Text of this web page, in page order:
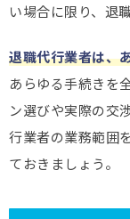
い場合に限り、退
退職代行業者は、
あらゆる手続きを
ン選びや実際の交
行業者の業務範囲
ておきましょう。